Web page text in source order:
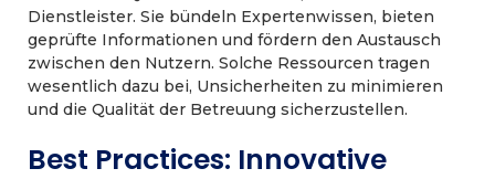
Dienstleister. Sie bündeln Expertenwissen, bieten
geprüfte Informationen und fördern den Austausch
zwischen den Nutzern. Solche Ressourcen tragen
wesentlich dazu bei, Unsicherheiten zu minimieren
und die Qualität der Betreuung sicherzustellen.
Best Practices: Innovative